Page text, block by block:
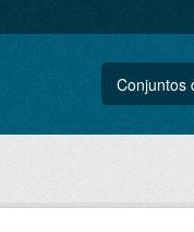
Conjuntos